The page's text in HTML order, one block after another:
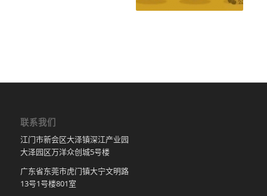
联系我们
江门市新会区大泽镇深江产业园
大泽园区万洋众创城5号楼
广东省东莞市虎门镇大宁文明路
13号1号楼801室